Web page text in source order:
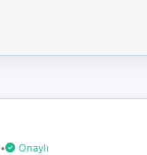
• Onaylı
bağlantınız